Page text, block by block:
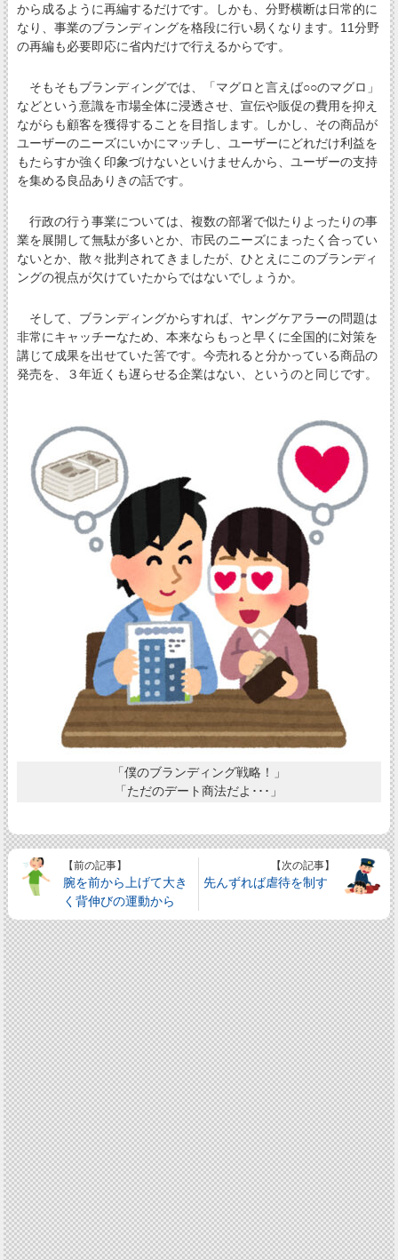
から成るように再編するだけです。しかも、分野横断は日常的に
なり、事業のブランディングを格段に行い易くなります。11分野
の再編も必要即応に省内だけで行えるからです。
そもそもブランディングでは、「マグロと言えば○○のマグロ」
などという意識を市場全体に浸透させ、宣伝や販促の費用を抑え
ながらも顧客を獲得することを目指します。しかし、その商品が
ユーザーのニーズにいかにマッチし、ユーザーにどれだけ利益を
もたらすか強く印象づけないといけませんから、ユーザーの支持
を集める良品ありきの話です。
行政の行う事業については、複数の部署で似たりよったりの事
業を展開して無駄が多いとか、市民のニーズにまったく合ってい
ないとか、散々批判されてきましたが、ひとえにこのブランディ
ングの視点が欠けていたからではないでしょうか。
そして、ブランディングからすれば、ヤングケアラーの問題は
非常にキャッチーなため、本来ならもっと早くに全国的に対策を
講じて成果を出せていた筈です。今売れると分かっている商品の
発売を、３年近くも遅らせる企業はない、というのと同じです。
「僕のブランディング戦略！」
「ただのデート商法だよ･･･」
【前の記事】
腕を前から上げて大き
く背伸びの運動から
【次の記事】
先んずれば虐待を制す